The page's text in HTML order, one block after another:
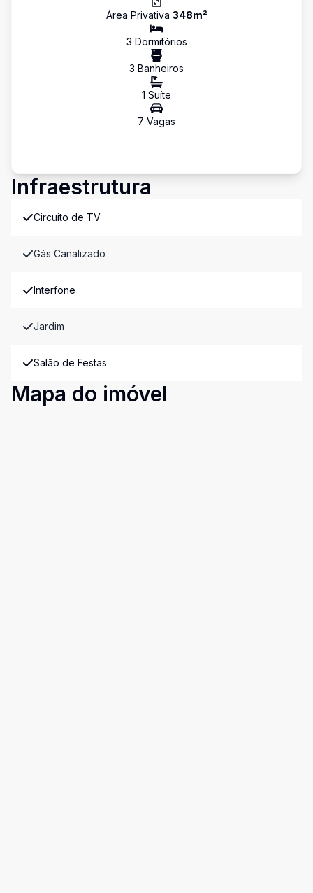
Área Privativa 348m²
3 Dormitórios
3 Banheiros
1 Suíte
7 Vagas
Infraestrutura
Circuito de TV
Gás Canalizado
Interfone
Jardim
Salão de Festas
Mapa do imóvel